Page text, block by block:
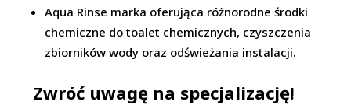
Aqua Rinse marka oferująca różnorodne środki
chemiczne do toalet chemicznych, czyszczenia
zbiorników wody oraz odświeżania instalacji.
Zwróć uwagę na specjalizację!